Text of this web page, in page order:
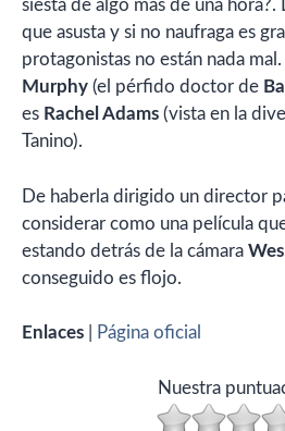
siesta de algo más de una hora?.
que asusta y si no naufraga es
protagonistas no están nada mal.
Murphy (el pérfido doctor de
es Rachel Adams (vista en la
Tanino).
De haberla dirigido un director
considerar como una película
estando detrás de la cámara
conseguido es flojo.
Enlaces Página oficial
Nuestra